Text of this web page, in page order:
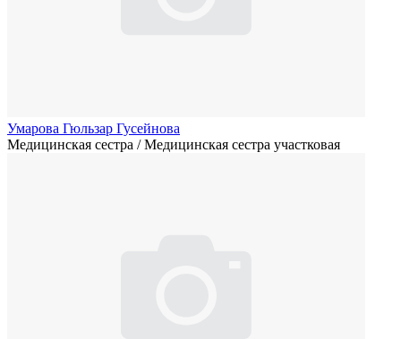
Умарова Гюльзар Гусейнова
Медицинская сестра / Медицинская сестра участковая